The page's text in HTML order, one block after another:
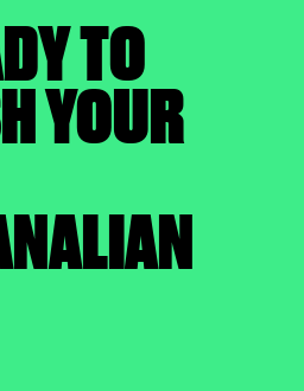
TO
YOUR